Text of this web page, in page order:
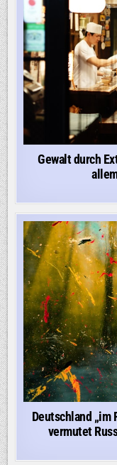
Gewalt durch
Deutschland „im
vermutet